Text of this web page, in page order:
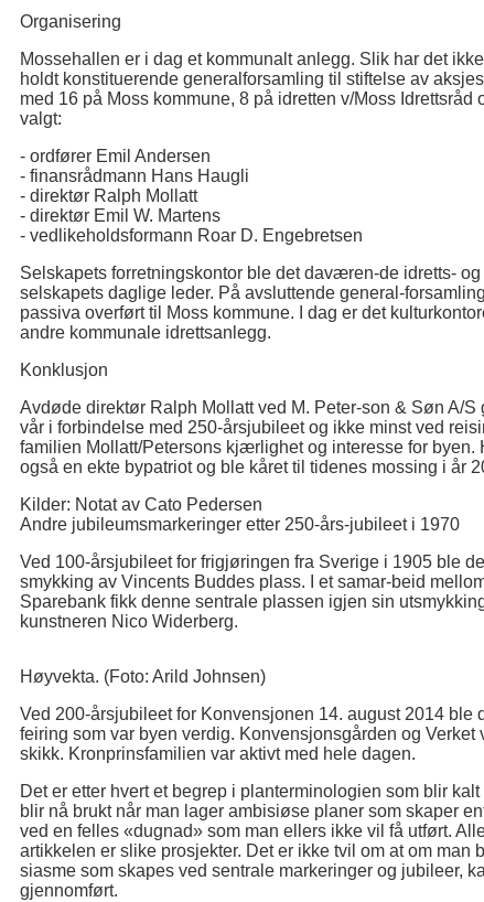
Organisering
Mossehallen er i dag et kommunalt anlegg. Slik har det
holdt konstituerende generalforsamling til stiftelse av
med 16 på Moss kommune, 8 på idretten v/Moss
valgt:
- ordfører Emil Andersen
- finansrådmann Hans Haugli
- direktør Ralph Mollatt
- direktør Emil W. Martens
- vedlikeholdsformann Roar D. Engebretsen
Selskapets forretningskontor ble det daværen-de idretts-
selskapets daglige leder. På avsluttende general-
passiva overført til Moss kommune. I dag er det
andre kommunale idrettsanlegg.
Konklusjon
Avdøde direktør Ralph Mollatt ved M. Peter-son & Søn A/
vår i forbindelse med 250-årsjubileet og ikke minst ved
familien Mollatt/Petersons kjærlighet og interesse for byen.
også en ekte bypatriot og ble kåret til tidenes mossing i år
Kilder: Notat av Cato Pedersen
Andre jubileumsmarkeringer etter 250-års-jubileet i 1970
Ved 100-årsjubileet for frigjøringen fra Sverige i 1905 ble
smykking av Vincents Buddes plass. I et samar-beid
Sparebank fikk denne sentrale plassen igjen sin
kunstneren Nico Widerberg.
Høyvekta. (Foto: Arild Johnsen)
Ved 200-årsjubileet for Konvensjonen 14. august 2014 ble
feiring som var byen verdig. Konvensjonsgården og Verket
skikk. Kronprinsfamilien var aktivt med hele dagen.
Det er etter hvert et begrep i planterminologien som blir
blir nå brukt når man lager ambisiøse planer som skaper
ved en felles «dugnad» som man ellers ikke vil få utført.
artikkelen er slike prosjekter. Det er ikke tvil om at om man
siasme som skapes ved sentrale markeringer og jubileer,
gjennomført.